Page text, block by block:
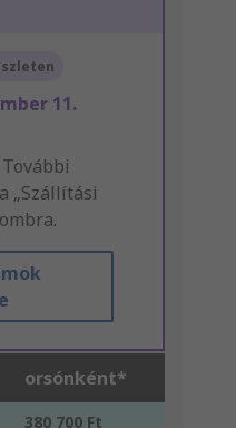
11.
További
„Szállítási
orsónként*
380 700 Ft